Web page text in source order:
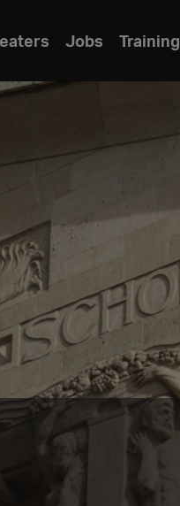
Jobs Training